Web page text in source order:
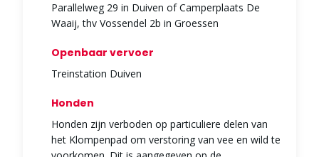
Parallelweg 29 in Duiven of Camperplaats De
Waaij, thv Vossendel 2b in Groessen
Openbaar vervoer
Treinstation Duiven
Honden
Honden zijn verboden op particuliere delen van
het Klompenpad om verstoring van vee en wild te